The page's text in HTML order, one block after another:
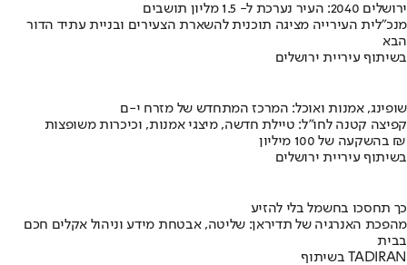
ירושלים 2040: העיר נערכת ל- 1.5 מליון תושבים
מנכ"לית העירייה מציגה תוכנית להשארת הצעירים ובניית עתיד הדור
הבא
בשיתוף עיריית ירושלים
שופינג, אמנות ואוכל: המרכז המתחדש של מזרח י-ם
קפיצה קטנה לחו"ל: טיילת חדשה, מיצגי אמנות, וכיכרות משופצות
בהשקעה של 100 מיליון ₪
בשיתוף עיריית ירושלים
כך תחסכו בחשמל בלי להזיע
מהפכת האנרגיה של תדיראן: שליטה, אבטחת מידע וניהול אקלים חכם
בבית
בשיתוף TADIRAN